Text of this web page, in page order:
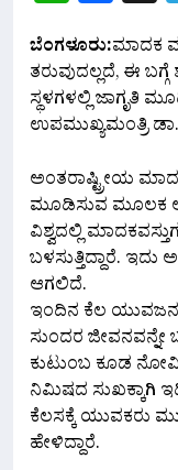
ಬೆಂಗಳೂರು:ಮಾದಕ‌
ತರುವುದಲ್ಲದೆ, ಈ
ಸ್ಥಳಗಳಲ್ಲಿ ಜಾಗೃತಿ
ಉಪಮುಖ್ಯಮಂತ್ರಿ
ಅಂತರಾಷ್ಟ್ರೀಯ
ಮೂಡಿಸುವ ಮೂಲಕ
ವಿಶ್ವದಲ್ಲಿ
ಬಳಸುತ್ತಿದ್ದಾರೆ. ಇದು
ಆಗಲಿದೆ.
ಇಂದಿನ ಕೆಲ ಯುವಜನ,
ಸುಂದರ
ಕುಟುಂಬ ಕೂಡ
ನಿಮಿಷದ ಸುಖಕ್ಕಾಗಿ
ಕೆಲಸಕ್ಕೆ ಯುವಕರು
ಹೇಳಿದ್ದಾರೆ.